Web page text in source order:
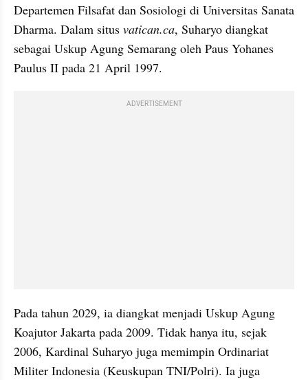
Departemen Filsafat dan Sosiologi di Universitas Sanata
Dharma. Dalam situs vatican.ca, Suharyo diangkat
sebagai Uskup Agung Semarang oleh Paus Yohanes
Paulus II pada 21 April 1997.
ADVERTISEMENT
Pada tahun 2029, ia diangkat menjadi Uskup Agung
Koajutor Jakarta pada 2009. Tidak hanya itu, sejak
2006, Kardinal Suharyo juga memimpin Ordinariat
Militer Indonesia (Keuskupan TNI/Polri). Ia juga